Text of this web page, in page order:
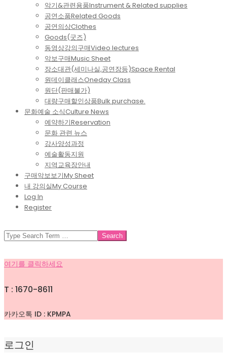
악기&관련용품Instrument & Related supplies
공연소품Related Goods
공연의상Clothes
Goods(굿즈)
동영상강의구매Video lectures
악보구매Music Sheet
장소대관(세미나실,공연장등)Space Rental
원데이클래스Oneday Class
원단(판매불가)
대량구매할인상품Bulk purchase.
문화예술 소식Culture News
예약하기Reservation
문화 관련 뉴스
강사양성과정
예술활동지원
지역교육장안내
구매악보보기My Sheet
내 강의실My Course
Log In
Register
SEARCH
여기를 클릭하세요
T : 1670-8611
카카오톡 ID : KPMPA
로그인